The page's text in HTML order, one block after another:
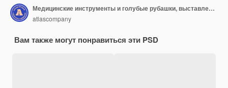
Медицинские инструменты и голубые рубашки, выставленные в честь Всемирного дня врачей в честь медицинских работников, изолированных на белой ПНГ
atlascompany
Вам также могут понравиться эти PSD